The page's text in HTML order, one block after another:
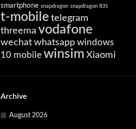
smartphone snapdragon snapdragon 835
t-mobile telegram
threema vodafone
wechat whatsapp windows
10 mobile winsim Xiaomi
Archive
August 2026